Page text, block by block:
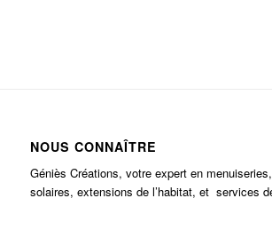
NOUS CONNAÎTRE
Géniès Créations, votre expert en
solaires, extensions de l’habitat, et services